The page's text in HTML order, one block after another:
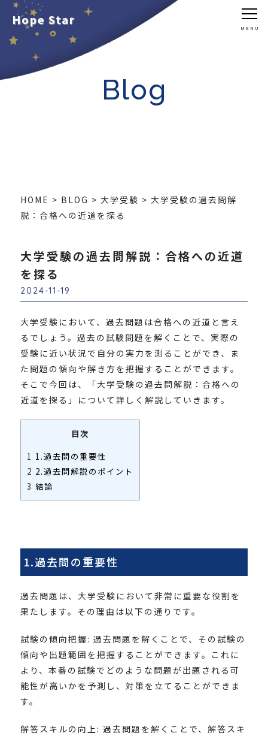
Hope Star
Blog
HOME > BLOG > 大学受験 > 大学受験の過去問解
説：合格への近道を探る
大学受験の過去問解説：合格への近道
を探る
2024-11-19
大学受験において、過去問題は合格への近道と言え
るでしょう。過去の試験問題を解くことで、実際の
受験に近い状況で自分の実力を測ることができ、ま
た問題の傾向や解き方を把握することができます。
そこで今回は、「大学受験の過去問解説：合格への
近道を探る」について詳しく解説していきます。
目次
1 1.過去問の重要性
2 2.過去問解説のポイント
3 結論
1.過去問の重要性
過去問題は、大学受験において非常に重要な役割を
果たします。その理由は以下の通りです。
試験の傾向把握: 過去問題を解くことで、その試験の
傾向や出題範囲を把握することができます。これに
より、本番の試験でどのような問題が出題される可
能性が高いかを予測し、対策を立てることができま
す。
解答スキルの向上: 過去問題を解くことで、解答スキ